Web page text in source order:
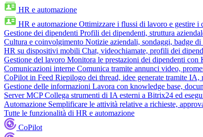
HR e automazione
HR e automazione Ottimizzare i flussi di lavoro e gestire i
Gestione dei dipendenti Profili dei dipendenti, struttura
Cultura e coinvolgimento Notizie aziendali, sondaggi, badge
HR su dispositivi mobili Chat, videochiamate, profili dei
Gestione del lavoro Monitora le prestazioni dei dipendenti
Comunicazioni interne Comunica tramite annunci video,
CoPilot in Feed Riepilogo dei thread, idee generate tramite
Gestione delle informazioni Lavora con knowledge base,
Server MCP Collega strumenti di IA esterni a Bitrix24 ed
Automazione Semplificare le attività relative a richieste,
Tutte le funzionalità di HR e automazione
CoPilot